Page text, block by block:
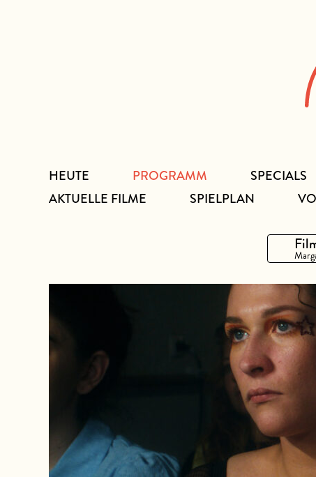
HEUTE
PROGRAMM
AKTUELLE FILME
SPIELPLAN
SPECIALS